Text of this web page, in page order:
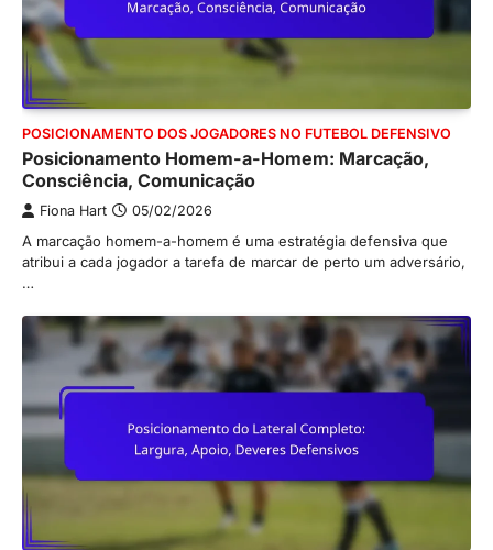
POSICIONAMENTO DOS JOGADORES NO FUTEBOL DEFENSIVO
Posicionamento Homem-a-Homem: Marcação,
Consciência, Comunicação
Fiona Hart 05/02/2026
A marcação homem-a-homem é uma estratégia defensiva que
atribui a cada jogador a tarefa de marcar de perto um adversário,
…